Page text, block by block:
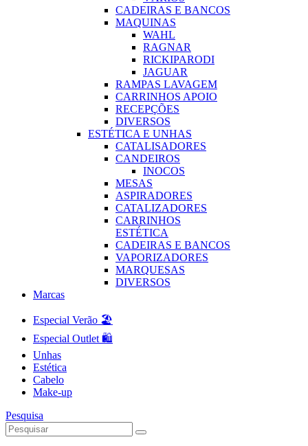
CADEIRAS E BANCOS
MAQUINAS
WAHL
RAGNAR
RICKIPARODI
JAGUAR
RAMPAS LAVAGEM
CARRINHOS APOIO
RECEPÇÕES
DIVERSOS
ESTÉTICA E UNHAS
CATALISADORES
CANDEIROS
INOCOS
MESAS
ASPIRADORES
CATALIZADORES
CARRINHOS
ESTÉTICA
CADEIRAS E BANCOS
VAPORIZADORES
MARQUESAS
DIVERSOS
Marcas
Especial Verão 🏖️
Especial Outlet 🛍️
Unhas
Estética
Cabelo
Make-up
Pesquisa